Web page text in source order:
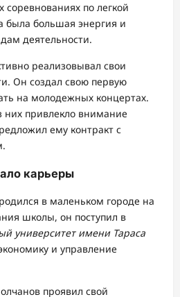
соревнованиях по легкой
была большая энергия и
деятельности.
реализовывал свои
Он создал свою первую
на молодежных концертах.
них привлекло внимание
ему контракт с
карьеры
родился в маленьком городе на
школы, он поступил в
университет имени Тараса
и управление
проявил свой